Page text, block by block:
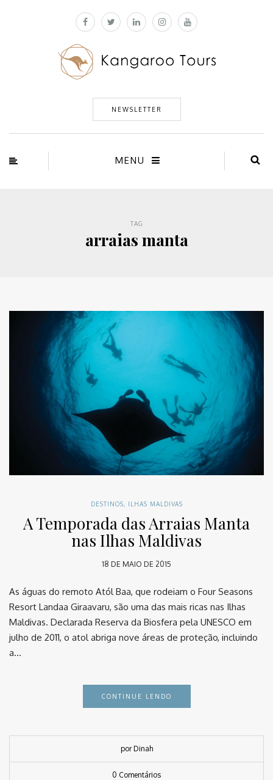
NEWSLETTER
MENU
TAG
arraias manta
DESTINOS, ILHAS MALDIVAS
A Temporada das Arraias Manta
nas Ilhas Maldivas
18 DE MAIO DE 2015
As águas do remoto Atól Baa, que rodeiam o Four Seasons
Resort Landaa Giraavaru, são uma das mais ricas nas Ilhas
Maldivas. Declarada Reserva da Biosfera pela UNESCO em
julho de 2011, o atol abriga nove áreas de proteção, incluindo
a…
CONTINUE LENDO
por Dinah
0 Comentários